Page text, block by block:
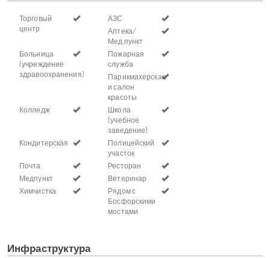
Торговый
центр
АЗС
Аптека/
Мед.пункт
Больница
(учреждение
здравоохранения)
Пожарная
служба
Парикмахерская
и салон
красоты
Колледж
Школа
(учебное
заведение)
Кондитерская
Полицейский
участок
Почта
Ресторан
Медпункт
Ветеринар
Химчистка
Рядом с
Босфорскими
мостами
Инфраструктура